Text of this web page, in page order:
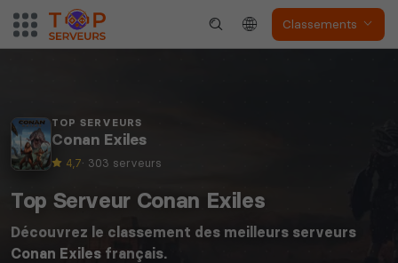
Classements
TOP SERVEURS
Conan Exiles
4,7· 303 serveurs
Top Serveur Conan Exiles
Découvrez le classement des meilleurs serveurs
Conan Exiles français.